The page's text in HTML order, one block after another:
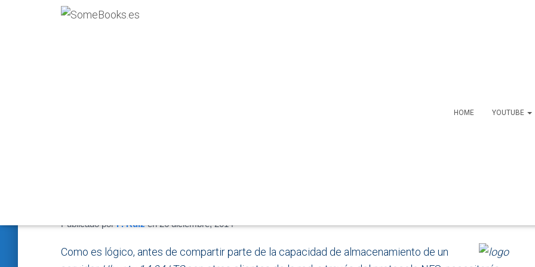
HOME YOUTUBE
Publicado porP. Ruizen26 diciembre, 2014
Como es lógico, antes de compartir parte de la capacidad de almacenamiento de un